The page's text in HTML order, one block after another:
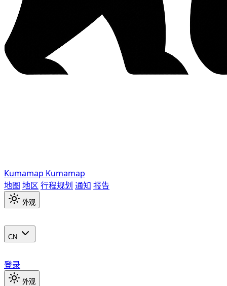
Kumamap Kumamap
地图 地区 行程规划 通知 报告
外观
CN
登录
外观